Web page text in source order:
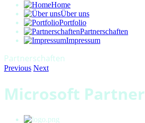
Home
Über uns
Portfolio
Partnerschaften
Impressum
Partnerschaften
Previous Next
Microsoft Partner